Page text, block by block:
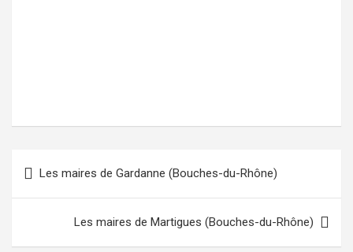
Navigation
de
Les maires de Gardanne (Bouches-du-Rhône)
Les maires de Martigues (Bouches-du-Rhône)